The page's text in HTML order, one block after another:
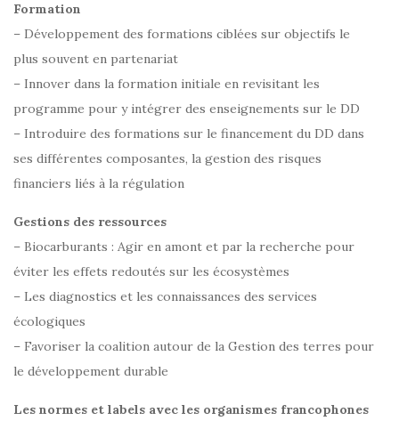
Formation
– Développement des formations ciblées sur objectifs le
plus souvent en partenariat
– Innover dans la formation initiale en revisitant les
programme pour y intégrer des enseignements sur le DD
– Introduire des formations sur le financement du DD dans
ses différentes composantes, la gestion des risques
financiers liés à la régulation
Gestions des ressources
– Biocarburants : Agir en amont et par la recherche pour
éviter les effets redoutés sur les écosystèmes
– Les diagnostics et les connaissances des services
écologiques
– Favoriser la coalition autour de la Gestion des terres pour
le développement durable
Les normes et labels avec les organismes francophones